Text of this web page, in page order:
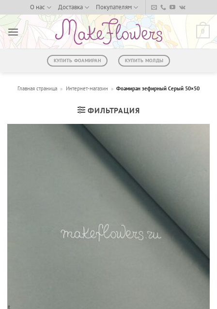
to
content
О нас Доставка Покупателям
0
КУПИТЬ ФОАМИРАН КУПИТЬ МОЛДЫ
Главная страница » Интернет-магазин » Фоамиран зефирный Серый 50×50
ФИЛЬТРАЦИЯ